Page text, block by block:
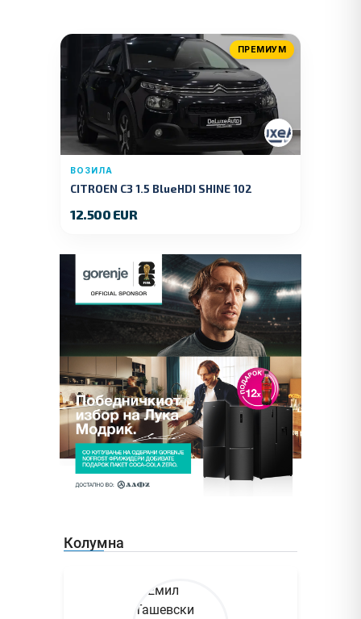
ПРЕМИУМ
ВОЗИЛА
CITROEN C3 1.5 BlueHDI SHINE 102
12.500 EUR
Колумна